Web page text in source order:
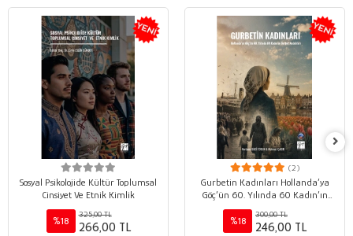
Sosyal Psikolojide Kültür Toplumsal
Cinsiyet Ve Etnik Kimlik
%18
325,00 TL
266,00 TL
(2)
Gurbetin Kadınları Hollanda’ya
Göç’ün 60. Yılında 60 Kadın’ın
Gurbet Anlatıları
%18
300,00 TL
246,00 TL